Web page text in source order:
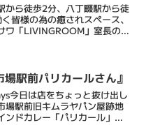
から徒歩2分、八丁畷駅から徒
皆様の為の癒されスペース、
ワ「LIVINGROOM」室長の古
す...
場駅前パリカールさん』
今日は店をちょっと抜け出し
場駅前旧キムラヤパン屋跡地
ンドカレー「パリカール」さ